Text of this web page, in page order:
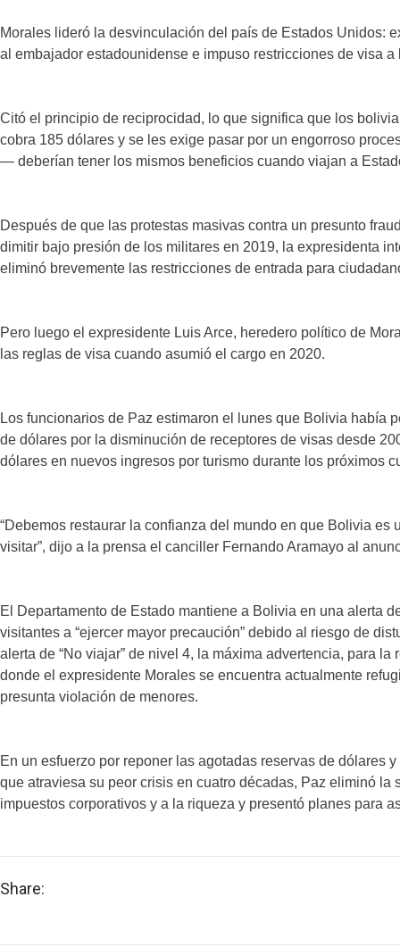
Morales lideró la desvinculación del país de Estados Unidos:
al embajador estadounidense e impuso restricciones de visa
Citó el principio de reciprocidad, lo que significa que los
cobra 185 dólares y se les exige pasar por un engorroso
— deberían tener los mismos beneficios cuando viajan a
Después de que las protestas masivas contra un presunto
dimitir bajo presión de los militares en 2019, la expresidenta
eliminó brevemente las restricciones de entrada para
Pero luego el expresidente Luis Arce, heredero político de
las reglas de visa cuando asumió el cargo en 2020.
Los funcionarios de Paz estimaron el lunes que Bolivia había
de dólares por la disminución de receptores de visas desde
dólares en nuevos ingresos por turismo durante los próximos
“Debemos restaurar la confianza del mundo en que Bolivia es
visitar”, dijo a la prensa el canciller Fernando Aramayo al
El Departamento de Estado mantiene a Bolivia en una alerta
visitantes a “ejercer mayor precaución” debido al riesgo de
alerta de “No viajar” de nivel 4, la máxima advertencia, para
donde el expresidente Morales se encuentra actualmente
presunta violación de menores.
En un esfuerzo por reponer las agotadas reservas de dólares
que atraviesa su peor crisis en cuatro décadas, Paz eliminó la
impuestos corporativos y a la riqueza y presentó planes para
Share: